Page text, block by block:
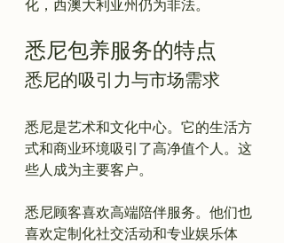
悉尼包养服务的特点
悉尼的吸引力与市场需求
悉尼是艺术和文化中心。它的生活方
式和商业环境吸引了高净值个人。这
些人成为主要客户。
悉尼顾客喜欢高端陪伴服务。他们也
喜欢定制化社交活动和专业娱乐体